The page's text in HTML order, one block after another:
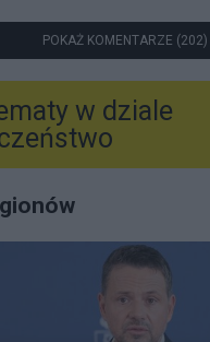
POKAŻ KOMENTARZE (202)
w dziale